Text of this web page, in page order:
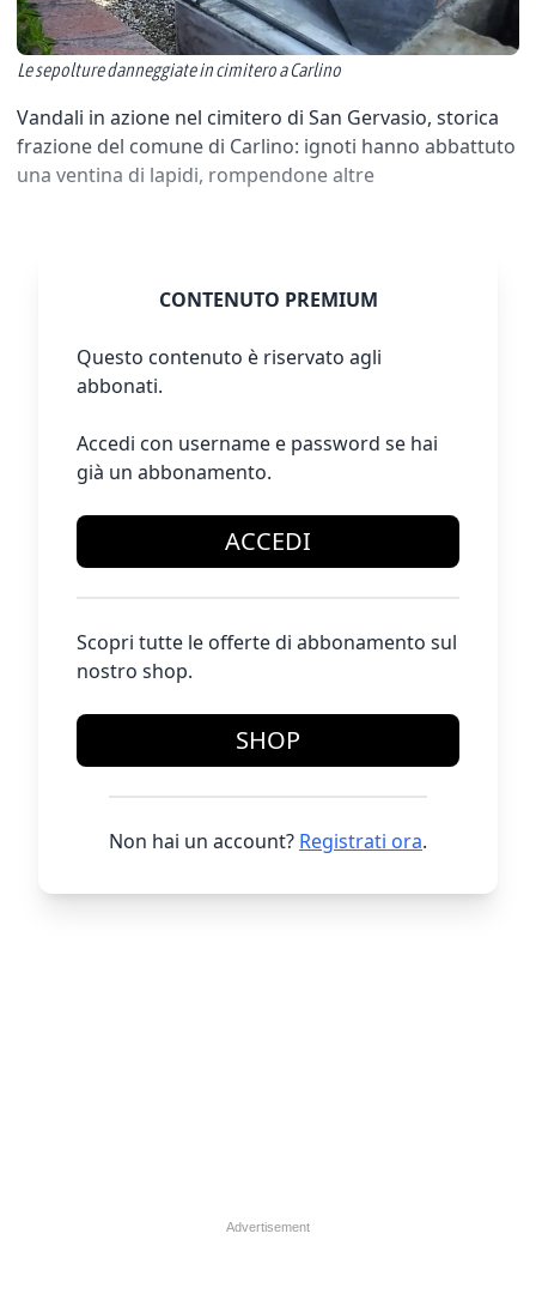
Le sepolture danneggiate in cimitero a Carlino
Vandali in azione nel cimitero di San Gervasio, storica
frazione del comune di Carlino: ignoti hanno abbattuto
una ventina di lapidi, rompendone altre
CONTENUTO PREMIUM
Questo contenuto è riservato agli
abbonati.
Accedi con username e password se hai
già un abbonamento.
ACCEDI
Scopri tutte le offerte di abbonamento sul
nostro shop.
SHOP
Non hai un account? Registrati ora.